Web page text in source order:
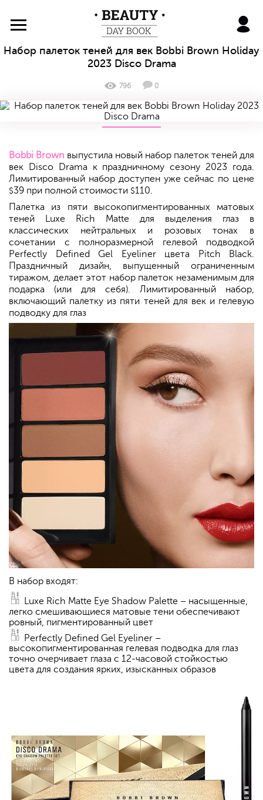
BeautyDayBook
Набор палеток теней для век Bobbi Brown Holiday
2023 Disco Drama
796 0
Bobbi Brown выпустила новый набор палеток теней для
век Disco Drama к праздничному сезону 2023 года.
Лимитированный набор доступен уже сейчас по цене
$39 при полной стоимости $110.
Палетка из пяти высокопигментированных матовых
теней Luxe Rich Matte для выделения глаз в
классических нейтральных и розовых тонах в
сочетании с полноразмерной гелевой подводкой
Perfectly Defined Gel Eyeliner цвета Pitch Black.
Праздничный дизайн, выпущенный ограниченным
тиражом, делает этот набор палеток незаменимым для
подарка (или для себя). Лимитированный набор,
включающий палетку из пяти теней для век и гелевую
подводку для глаз
В набор входят:
Luxe Rich Matte Eye Shadow Palette – насыщенные,
легко смешивающиеся матовые тени обеспечивают
ровный, пигментированный цвет
Perfectly Defined Gel Eyeliner –
высокопигментированная гелевая подводка для глаз
точно очерчивает глаза с 12-часовой стойкостью
цвета для создания ярких, изысканных образов